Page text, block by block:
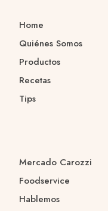
Home
Quiénes Somos
Productos
Recetas
Tips
Mercado Carozzi
Foodservice
Hablemos